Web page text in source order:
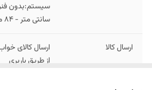
سانتی متر - 84 ماه ضمانت شرکت رویال آرامش
ارسال کالا
از طریق باربری